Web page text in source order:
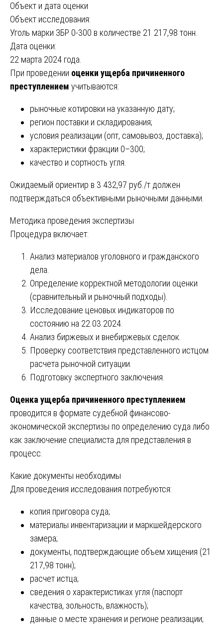
Объект и дата оценки
Объект исследования:
Уголь марки ЗБР 0-300 в количестве 21 217,98 тонн.
Дата оценки:
22 марта 2024 года.
При проведении оценки ущерба причиненного
преступлением учитываются:
рыночные котировки на указанную дату;
регион поставки и складирования;
условия реализации (опт, самовывоз, доставка);
характеристики фракции 0–300;
качество и сортность угля.
Ожидаемый ориентир в 3 432,97 руб./т должен
подтверждаться объективными рыночными данными.
Методика проведения экспертизы
Процедура включает:
Анализ материалов уголовного и гражданского
дела.
Определение корректной методологии оценки
(сравнительный и рыночный подходы).
Исследование ценовых индикаторов по
состоянию на 22.03.2024.
Анализ биржевых и внебиржевых сделок.
Проверку соответствия представленного истцом
расчета рыночной ситуации.
Подготовку экспертного заключения.
Оценка ущерба причиненного преступлением
проводится в формате судебной финансово-
экономической экспертизы по определению суда либо
как заключение специалиста для представления в
процесс.
Какие документы необходимы
Для проведения исследования потребуются:
копия приговора суда;
материалы инвентаризации и маркшейдерского
замера;
документы, подтверждающие объем хищения (21
217,98 тонн);
расчет истца;
сведения о характеристиках угля (паспорт
качества, зольность, влажность);
данные о месте хранения и регионе реализации;